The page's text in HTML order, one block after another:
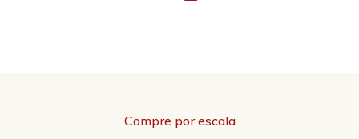
Compre por escala